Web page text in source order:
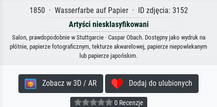
1850 · Wasserfarbe auf Papier · ID zdjęcia: 3152
Artyści niesklasyfikowani
Salon, prawdopodobnie w Stuttgarcie · Caspar Obach. Dostępny jako wydruk na
płótnie, papierze fotograficznym, tekturze akwarelowej, papierze niepowlekanym
lub papierze japońskim.
Zobacz w 3D / AR Dodaj do ulubionych
0 Recenzje